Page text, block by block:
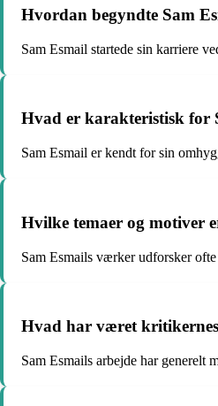
Hvordan begyndte Sam
Sam Esmail startede sin karriere
Hvad er karakteristisk for
Sam Esmail er kendt for sin
Hvilke temaer og motiver
Sam Esmails værker udforsker
Hvad har været
Sam Esmails arbejde har generelt